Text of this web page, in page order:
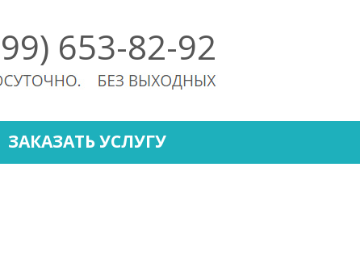
653-82-92
ЗАКАЗАТЬ УСЛУГУ